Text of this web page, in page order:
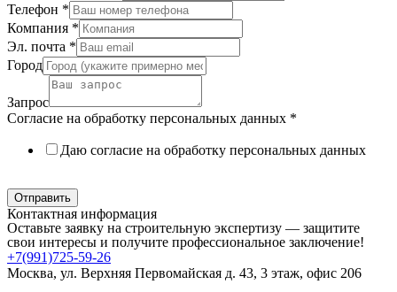
Телефон *
Компания *
Эл. почта *
Город
Запрос
Согласие на обработку персональных данных *
Даю согласие на обработку персональных данных
Отправить
Контактная информация
Оставьте заявку на строительную экспертизу — защитите
свои интересы и получите профессиональное заключение!
+7(991)725-59-26
Москва, ул. Верхняя Первомайская д. 43, 3 этаж, офис 206